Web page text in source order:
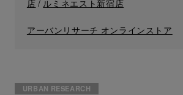
店 / ルミネエスト新宿店
アーバンリサーチ オンラインストア
URBAN RESEARCH